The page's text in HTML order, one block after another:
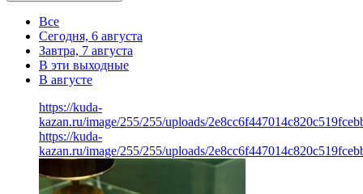
Все
Сегодня, 6 августа
Завтра, 7 августа
В эти выходные
В августе
https://kuda-
kazan.ru/image/255/255/uploads/
https://kuda-
kazan.ru/image/255/255/uploads/